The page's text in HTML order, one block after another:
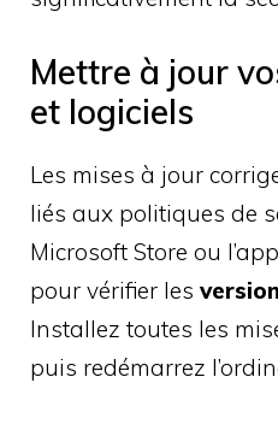
Mettre à jour
et logiciels
Les mises à jour
liés aux politiques de
Microsoft Store ou
pour vérifier les
Installez toutes les
puis redémarrez